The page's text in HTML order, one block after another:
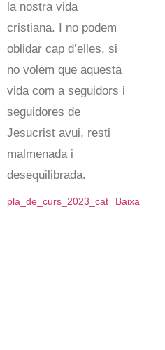
la nostra vida
cristiana. I no podem
oblidar cap d’elles, si
no volem que aquesta
vida com a seguidors i
seguidores de
Jesucrist avui, resti
malmenada i
desequilibrada.
pla_de_curs_2023_cat Baixa